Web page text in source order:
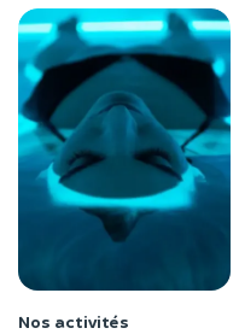
Nos activités